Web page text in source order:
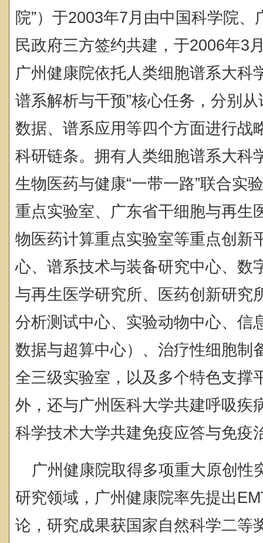
院”）于2003年7月由中国科学院、
民政府三方签约共建，于2006年3
广州健康院依托人类细胞谱系大科
谱系解析与干预”核心任务，分别
数据、谱系应用等四个方面进行战
科研链条。拥有人类细胞谱系大
生物医药与健康“一带一路”联合实
重点实验室、广东省干细胞与再生
物医药计算重点实验室等重点创新
心、谱系技术与装备研究中心、数
与再生医学研究所、医药创新研究
分析测试中心、实验动物中心、信
数据与超算中心）、治疗性细胞制
全三级实验室，以及多个特色支撑
外，还与广州医科大学共建呼吸疾
科学技术大学共建免疫应答与免疫
广州健康院取得多项重大原创性
研究领域，广州健康院率先提出
论，研究成果获国家自然科学二等